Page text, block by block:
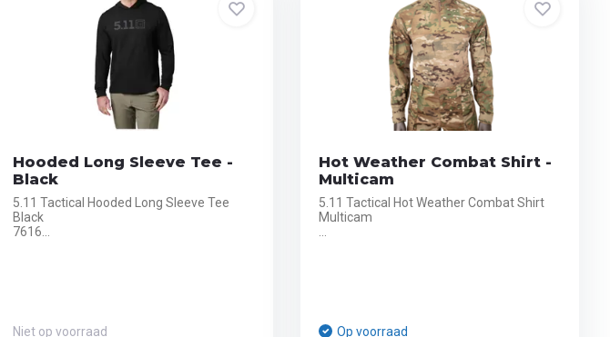
Hooded Long Sleeve Tee -
Black
5.11 Tactical Hooded Long Sleeve Tee
Black
7616...
Niet op voorraad
Hot Weather Combat Shirt -
Multicam
5.11 Tactical Hot Weather Combat Shirt
Multicam
Op voorraad